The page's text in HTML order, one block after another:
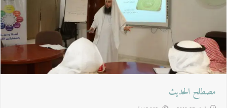
مصطلح الحديث